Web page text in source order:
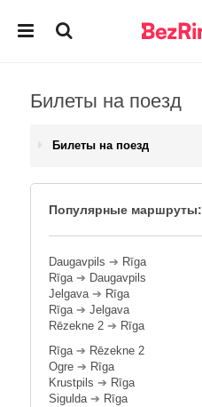
Билеты на поезд
Билеты на поезд
Популярные маршруты:
Daugavpils ➔ Rīga
Rīga➔ Daugavpils
Jelgava➔ Rīga
Rīga➔ Jelgava
Rēzekne 2 ➔ Rīga
Rīga➔ Rēzekne 2
Ogre ➔ Rīga
Krustpils ➔ Rīga
Sigulda➔ Rīga